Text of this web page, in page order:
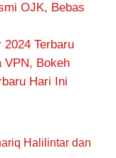
OJK, Bebas
Terbaru
VPN, Bokeh
Hari Ini
Halilintar dan